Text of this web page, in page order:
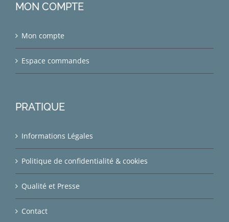
MON COMPTE
Mon compte
Espace commandes
PRATIQUE
Informations Légales
Politique de confidentialité & cookies
Qualité et Presse
Contact